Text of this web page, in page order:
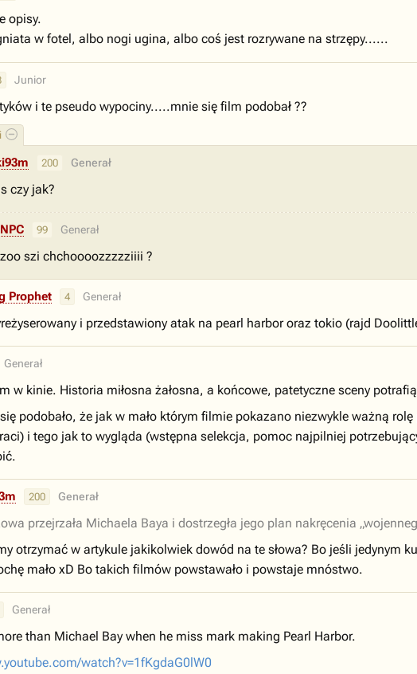
opisy.
w fotel, albo nogi ugina, albo coś jest rozrywane na strzępy......
Junior
i te pseudo wypociny.....mnie się film podobał ??
200 Generał
czy jak?
99 Generał
szi chchoooozzzzziiii ?
Prophet 4 Generał
i przedstawiony atak na pearl harbor oraz tokio (rajd
Generał
w kinie. Historia miłosna żałosna, a końcowe, patetyczne sceny
podobało, że jak w mało którym filmie pokazano niezwykle ważną
i tego jak to wygląda (wstępna selekcja, pomoc najpilniej
200 Generał
przejrzała Michaela Baya i dostrzegła jego plan nakręcenia
otrzymać w artykule jakikolwiek dowód na te słowa? Bo jeśli
mało xD Bo takich filmów powstawało i powstaje mnóstwo.
Generał
than Michael Bay when he miss mark making Pearl Harbor.
watch?v=1fKgdaG0lW0